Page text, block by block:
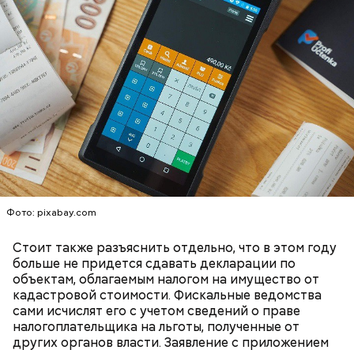
Фото: pixabay.com
Стоит также разъяснить отдельно, что в этом году
больше не придется сдавать декларации по
объектам, облагаемым налогом на имущество от
кадастровой стоимости. Фискальные ведомства
сами исчислят его с учетом сведений о праве
налогоплательщика на льготы, полученные от
других органов власти. Заявление с приложением
А в лесах Шатурского округа Московской области
грибники все чаще стали находить мутинус
Опасные виды грибов хорошо маскируются под
съедобные, поэтому неопытным людям очень
сложнораспознать ложный гриб
. Как отличить
съедобные грибы от ядовитых — в материале «ВМ».
Однако если молния все же взорвется, то это
может привести к тому, что человек получит ожоги
или загорится помещение, предупредил эксперт.
— Встречался с теми, кто уехал раньше, так как
раньше прибывал на место. Было большое чувство
радости от встречи с однополчанами, — говорит
он.